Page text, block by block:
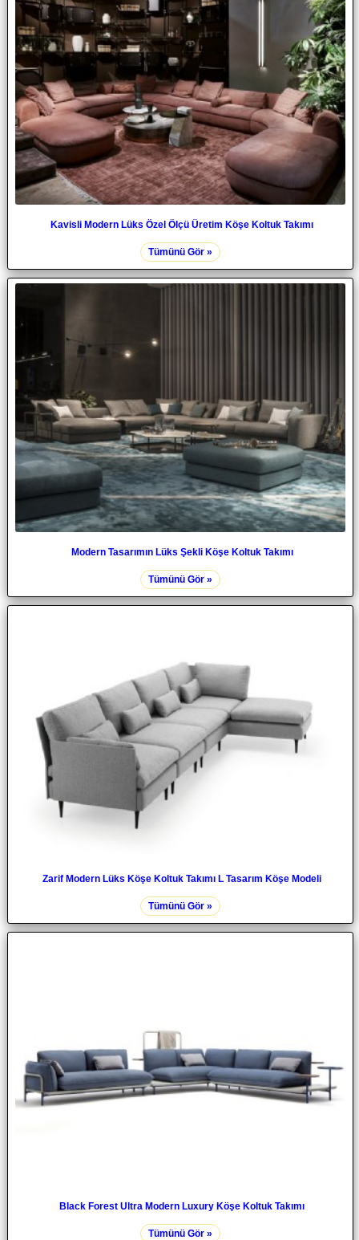
Kavisli Modern Lüks Özel Ölçü Üretim Köşe Koltuk Takımı
Tümünü Gör »
Modern Tasarımın Lüks Şekli Köşe Koltuk Takımı
Tümünü Gör »
Zarif Modern Lüks Köşe Koltuk Takımı L Tasarım Köşe Modeli
Tümünü Gör »
Black Forest Ultra Modern Luxury Köşe Koltuk Takımı
Tümünü Gör »